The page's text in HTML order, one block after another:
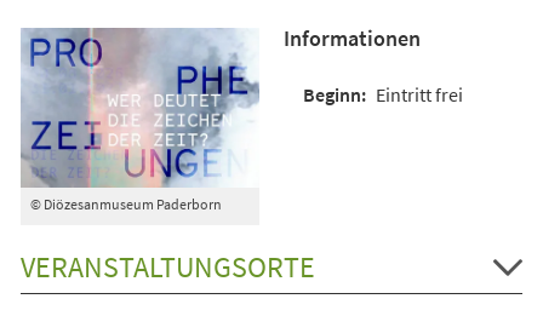
© Diözesanmuseum Paderborn
Informationen
Eintritt frei
VERANSTALTUNGSORTE